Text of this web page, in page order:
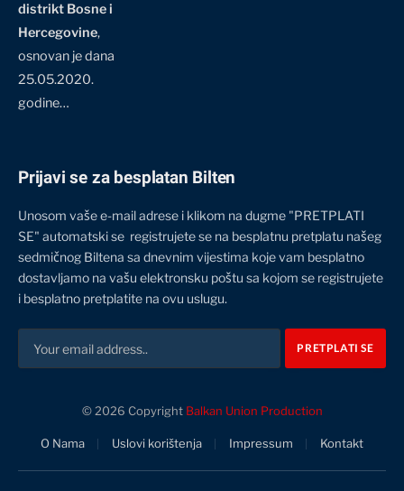
distrikt Bosne i
Hercegovine,
osnovan je dana
25.05.2020.
godine…
Prijavi se za besplatan Bilten
Unosom vaše e-mail adrese i klikom na dugme "PRETPLATI
SE" automatski se registrujete se na besplatnu pretplatu našeg
sedmičnog Biltena sa dnevnim vijestima koje vam besplatno
dostavljamo na vašu elektronsku poštu sa kojom se registrujete
i besplatno pretplatite na ovu uslugu.
© 2026 Copyright Balkan Union Production
O Nama Uslovi korištenja Impressum Kontakt